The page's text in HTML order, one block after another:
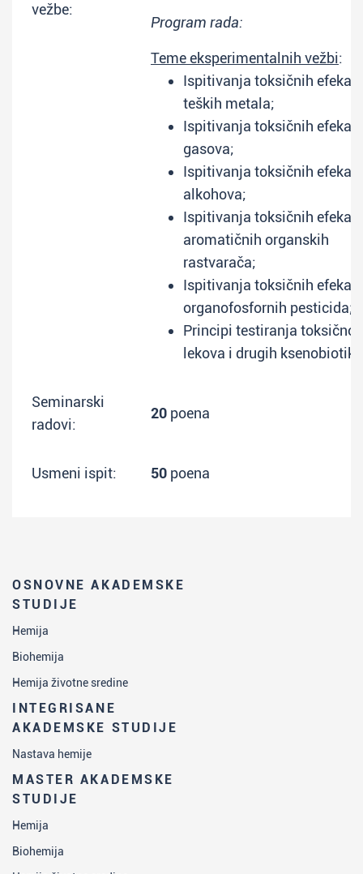
OSNOVNE AKADEMSKE
STUDIJE
Hemija
Biohemija
Hemija životne sredine
INTEGRISANE
AKADEMSKE STUDIJE
Nastava hemije
MASTER AKADEMSKE
STUDIJE
Hemija
Biohemija
vežbe:
Program rada:
Teme eksperimentalnih vežbi:
Ispitivanja toksičnih
teških metala;
Ispitivanja toksičnih
gasova;
Ispitivanja toksičnih
alkohova;
Ispitivanja toksičnih
aromatičnih organskih
rastvarača;
Ispitivanja toksičnih
organofosfornih pesticida;
Principi testiranja
lekova i drugih
Seminarski
radovi:
20 poena
Usmeni ispit: 50 poena